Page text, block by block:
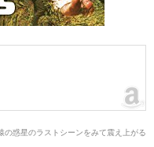
の惑星のラストシーンをみて震え上がる